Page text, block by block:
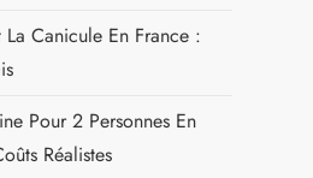
Canicule En France :
Pour 2 Personnes En
Réalistes